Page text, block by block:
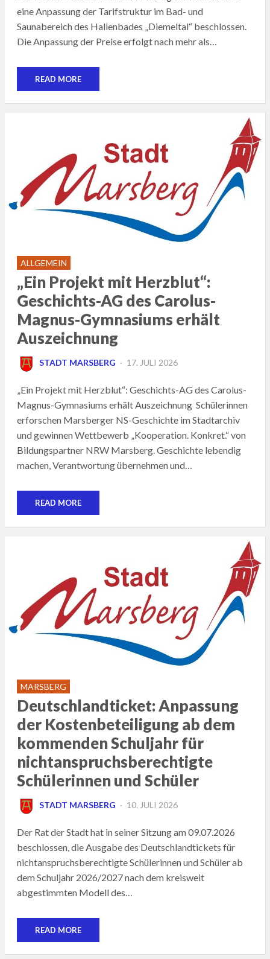
eine Anpassung der Tarifstruktur im Bad- und
Saunabereich des Hallenbades „Diemeltal“ beschlossen.
Die Anpassung der Preise erfolgt nach mehr als…
READ MORE
ALLGEMEIN
„Ein Projekt mit Herzblut“:
Geschichts-AG des Carolus-
Magnus-Gymnasiums erhält
Auszeichnung
STADT MARSBERG
POSTED
17. JULI 2026
„Ein Projekt mit Herzblut“: Geschichts-AG des Carolus-
Magnus-Gymnasiums erhält Auszeichnung Schülerinnen
erforschen Marsberger NS-Geschichte im Stadtarchiv
und gewinnen Wettbewerb „Kooperation. Konkret.“ von
Bildungspartner NRW Marsberg. Geschichte lebendig
machen, Verantwortung übernehmen und…
READ MORE
MARSBERG
Deutschlandticket: Anpassung
der Kostenbeteiligung ab dem
kommenden Schuljahr für
nichtanspruchsberechtigte
Schülerinnen und Schüler
STADT MARSBERG
POSTED
10. JULI 2026
Der Rat der Stadt hat in seiner Sitzung am 09.07.2026
beschlossen, die Ausgabe des Deutschlandtickets für
nichtanspruchsberechtigte Schülerinnen und Schüler ab
dem Schuljahr 2026/2027 nach dem kreisweit
abgestimmten Modell des…
READ MORE